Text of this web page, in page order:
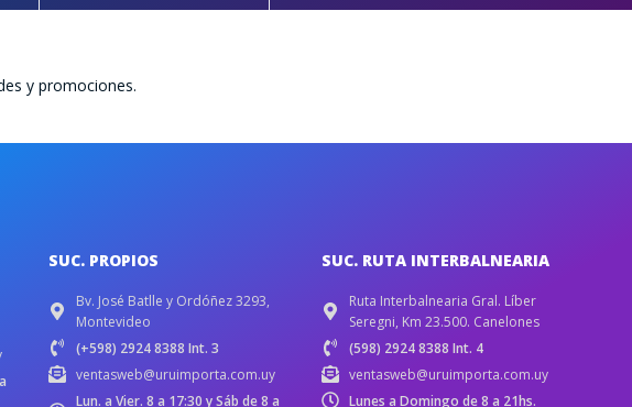
y promociones.
SUC. PROPIOS
Bv. José Batlle y Ordóñez 3293,
Montevideo
(+598) 2924 8388 Int. 3
ventasweb@uruimporta.com.uy
Lun. a Vier. 8 a 17:30 y Sáb de 8 a
SUC. RUTA INTERBALNEARIA
Ruta Interbalnearia Gral. Líber
Seregni, Km 23.500. Canelones
(598) 2924 8388 Int. 4
ventasweb@uruimporta.com.uy
Lunes a Domingo de 8 a 21hs.